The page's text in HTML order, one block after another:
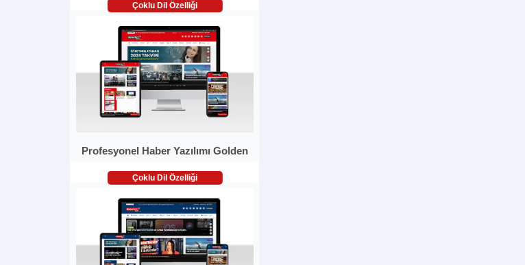
Çoklu Dil Özelliği
Profesyonel Haber Yazılımı Golden
Çoklu Dil Özelliği